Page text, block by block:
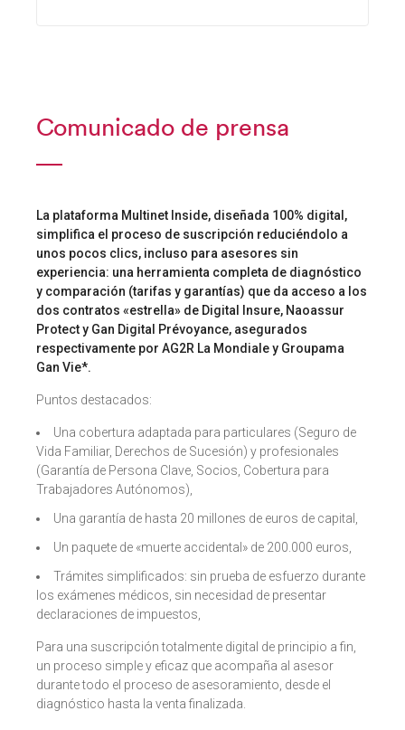
Comunicado de prensa
La plataforma Multinet Inside, diseñada 100% digital,
simplifica el proceso de suscripción reduciéndolo a
unos pocos clics, incluso para asesores sin
experiencia: una herramienta completa de diagnóstico
y comparación (tarifas y garantías) que da acceso a los
dos contratos «estrella» de Digital Insure, Naoassur
Protect y Gan Digital Prévoyance, asegurados
respectivamente por AG2R La Mondiale y Groupama
Gan Vie*.
Puntos destacados:
Una cobertura adaptada para particulares (Seguro de
Vida Familiar, Derechos de Sucesión) y profesionales
(Garantía de Persona Clave, Socios, Cobertura para
Trabajadores Autónomos),
Una garantía de hasta 20 millones de euros de capital,
Un paquete de «muerte accidental» de 200.000 euros,
Trámites simplificados: sin prueba de esfuerzo durante
los exámenes médicos, sin necesidad de presentar
declaraciones de impuestos,
Para una suscripción totalmente digital de principio a fin,
un proceso simple y eficaz que acompaña al asesor
durante todo el proceso de asesoramiento, desde el
diagnóstico hasta la venta finalizada.